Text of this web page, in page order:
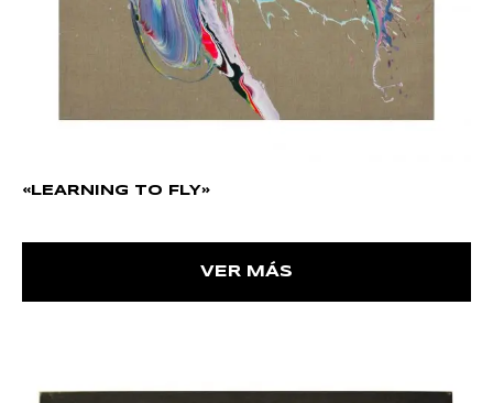
«LEARNING TO FLY»
VER MÁS